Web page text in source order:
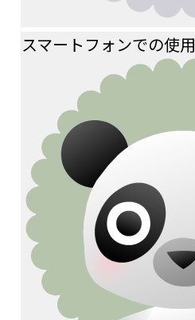
スマートフォンでの使用